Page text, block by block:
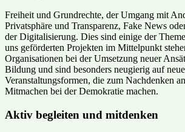
Freiheit und Grundrechte, der Umgang mit
Privatsphäre und Transparenz, Fake News
der Digitalisierung. Dies sind einige der
uns geförderten Projekten im Mittelpunkt
Organisationen bei der Umsetzung neuer
Bildung und sind besonders neugierig auf
Veranstaltungsformen, die zum Nachdenken
Mitmachen bei der Demokratie machen.
Aktiv begleiten und mitdenken